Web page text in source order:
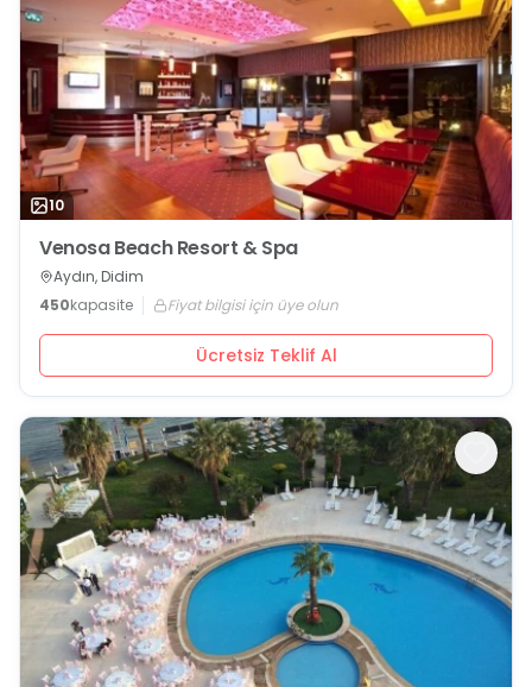
10
Venosa Beach Resort & Spa
Aydın, Didim
450kapasite Fiyat bilgisi için üye olun
Ücretsiz Teklif Al